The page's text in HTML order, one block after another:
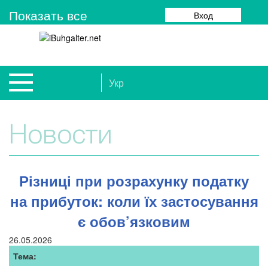
Показать все Вход
Укр
Новости
Різниці при розрахунку податку
на прибуток: коли їх застосування
є обов’язковим
26.05.2026
Тема: